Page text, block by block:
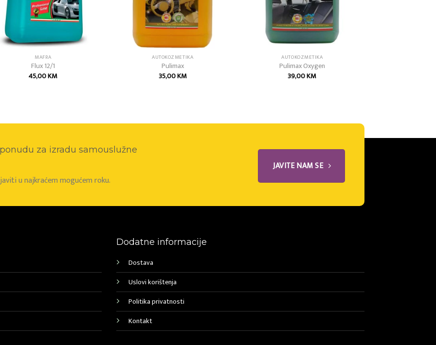
MAFRA
Flux 12/1
45,00KM
AUTOKOZMETIKA
Pulimax
35,00KM
AUTOKOZMETIKA
Pulimax Oxygen
39,00KM
za izradu samouslužne
u najkraćem mogućem roku.
JAVITE NAM SE
Dodatne informacije
Dostava
Uslovi korištenja
Politika privatnosti
Kontakt